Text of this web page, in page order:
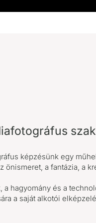
képzésünk egy
önismeret, a fantázia, a
a hagyomány és a
a saját alkotói